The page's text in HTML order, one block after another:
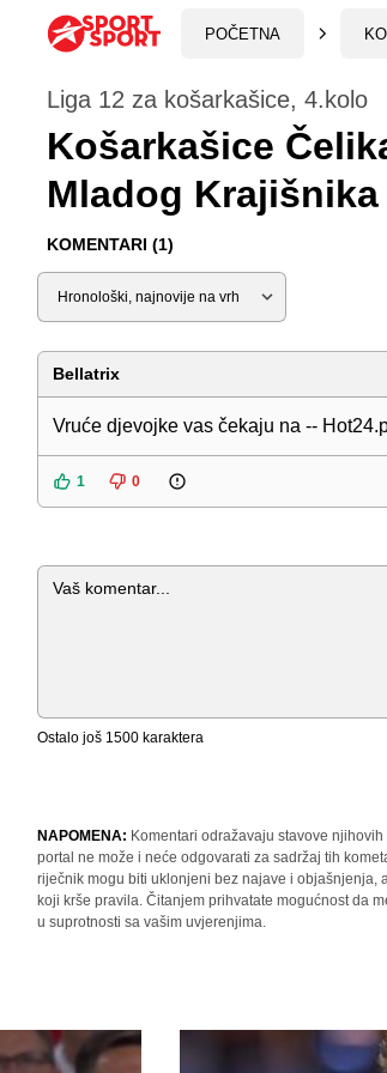
POČETNA
Liga 12 za košarkašice, 4.kolo
Košarkašice
Mladog Krajišnika
KOMENTARI (1)
Sortiraj
Bellatrix
Vruće djevojke vas čekaju na --
1 0
Komentar
Ostalo još 1500 karaktera
NAPOMENA: Komentari odražavaju stavove
portal ne može i neće odgovarati za sadržaj tih
riječnik mogu biti uklonjeni bez najave i objašnjenja,
koji krše pravila. Čitanjem prihvatate mogućnost da
u suprotnosti sa vašim uvjerenjima.